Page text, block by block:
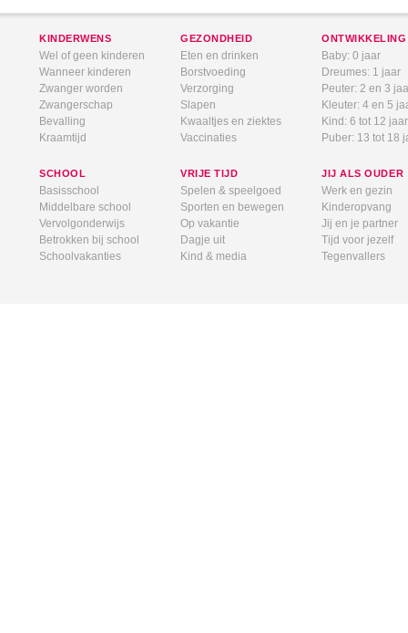
KINDERWENS
Wel of geen kinderen
Wanneer kinderen
Zwanger worden
Zwangerschap
Bevalling
Kraamtijd
GEZONDHEID
Eten en drinken
Borstvoeding
Verzorging
Slapen
Kwaaltjes en ziektes
Vaccinaties
ONTWIKKELING
Baby: 0 jaar
Dreumes: 1 jaar
Peuter: 2 en 3
Kleuter: 4 en 5
Kind: 6 tot 12 jaar
Puber: 13 tot 18
SCHOOL
Basisschool
Middelbare school
Vervolgonderwijs
Betrokken bij school
Schoolvakanties
VRIJE TIJD
Spelen & speelgoed
Sporten en bewegen
Op vakantie
Dagje uit
Kind & media
JIJ ALS OUDER
Werk en gezin
Kinderopvang
Jij en je partner
Tijd voor jezelf
Tegenvallers